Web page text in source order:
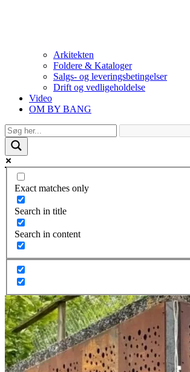
Arkitekten
Foldere & Kataloger
Salgs- og leveringsbetingelser
Drift og vedligeholdelse
Video
OM BY BANG
Exact matches only
Search in title
Search in content